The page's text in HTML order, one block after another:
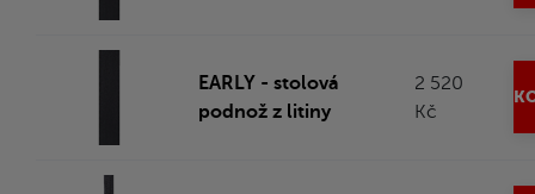
EARLY - stolová
podnož z litiny
2 520
Kč